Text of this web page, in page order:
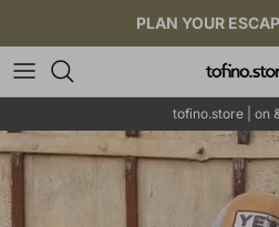
PLAN YOUR
tofino.store | on